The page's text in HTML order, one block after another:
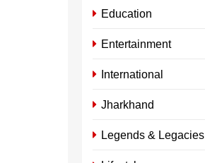
Education
Entertainment
International
Jharkhand
Legends & Legacies